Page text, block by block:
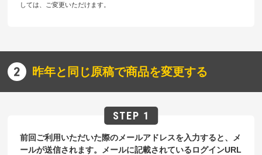
しては、ご変更いただけます。
昨年と同じ原稿で商品を変更する
前回ご利用いただいた際のメールアドレスを入力すると、メ
ールが送信されます。メールに記載されているログインURL